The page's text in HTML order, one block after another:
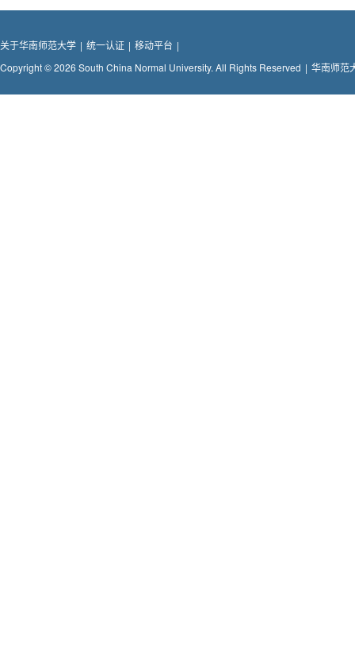
关于华南师范大学 | 统一认证 | 移动平台 |
Copyright © 2026 South China Normal University. All Rights Reserved | 华南师范